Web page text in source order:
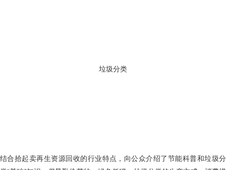
垃圾分类
结合拾起卖再生资源回收的行业特点，向公众介绍了节能科普和垃圾分